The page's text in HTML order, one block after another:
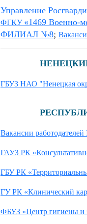
Управление
ФГКУ «1469 Военно-
ФИЛИАЛ №8;
ГБУЗ НАО "Ненецкая
Вакансии
ГАУЗ РК
ГБУ РК
ГУ РК «Клинический
ФБУЗ «Центр гигиены и